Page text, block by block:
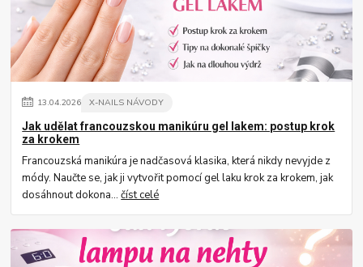
13.04.2026 X-NAILS NÁVODY
Jak udělat francouzskou manikúru gel lakem: postup krok
za krokem
Francouzská manikúra je nadčasová klasika, která nikdy nevyjde z
módy. Naučte se, jak ji vytvořit pomocí gel laku krok za krokem, jak
dosáhnout dokona...číst celé